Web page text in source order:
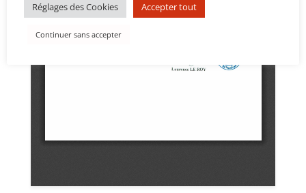
Réglages des Cookies Accepter tout
Continuer sans accepter